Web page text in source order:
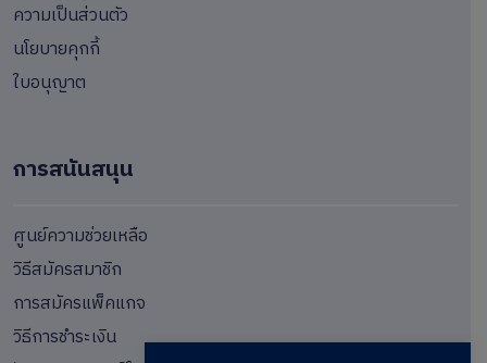
ความเป็นส่วนตัว
นโยบายคุกกี้
ใบอนุญาต
การสนันสนุน
ศูนย์ความช่วยเหลือ
วิธีสมัครสมาชิก
การสมัครแพ็คแกจ
วิธีการชำระเงิน